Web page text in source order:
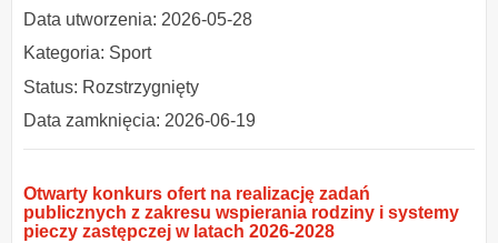
Data utworzenia: 2026-05-28
Kategoria: Sport
Status: Rozstrzygnięty
Data zamknięcia: 2026-06-19
Otwarty konkurs ofert na realizację zadań
publicznych z zakresu wspierania rodziny i systemy
pieczy zastępczej w latach 2026-2028